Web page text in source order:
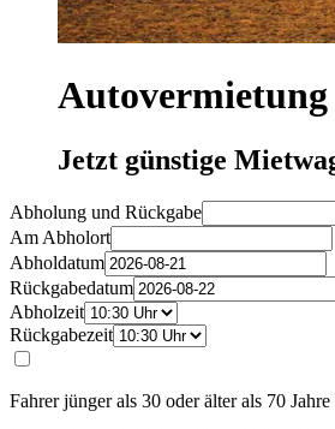
Jetzt günstige
Abholung und Rückgabe
Am Abholort
Abholdatum
Rückgabedatum
Abholzeit
Rückgabezeit
Fahrer jünger als 30 oder älter als 70 Jahre